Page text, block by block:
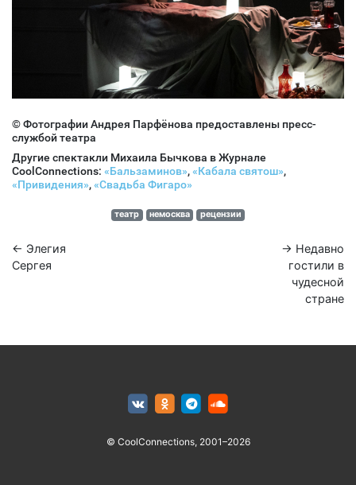
© Фотографии Андрея Парфёнова предоставлены пресс-
службой театра
Другие спектакли Михаила Бычкова в Журнале
CoolConnections: «Бальзаминов»,«Кабала святош»,
«Привидения»,«Свадьба Фигаро»
театр немосква рецензии
← Элегия
Сергея
→ Недавно
гостили в
чудесной
стране
© CoolConnections, 2001–2026